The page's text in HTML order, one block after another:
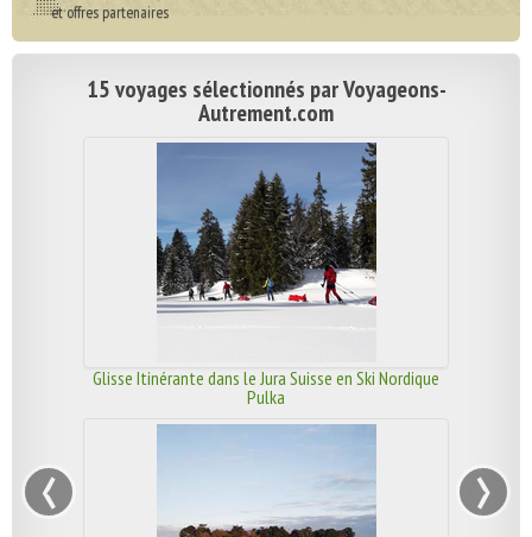
et offres partenaires
15 voyages sélectionnés par Voyageons-
Autrement.com
Glisse Itinérante dans le Jura Suisse en Ski Nordique
Pulka
‹ ›